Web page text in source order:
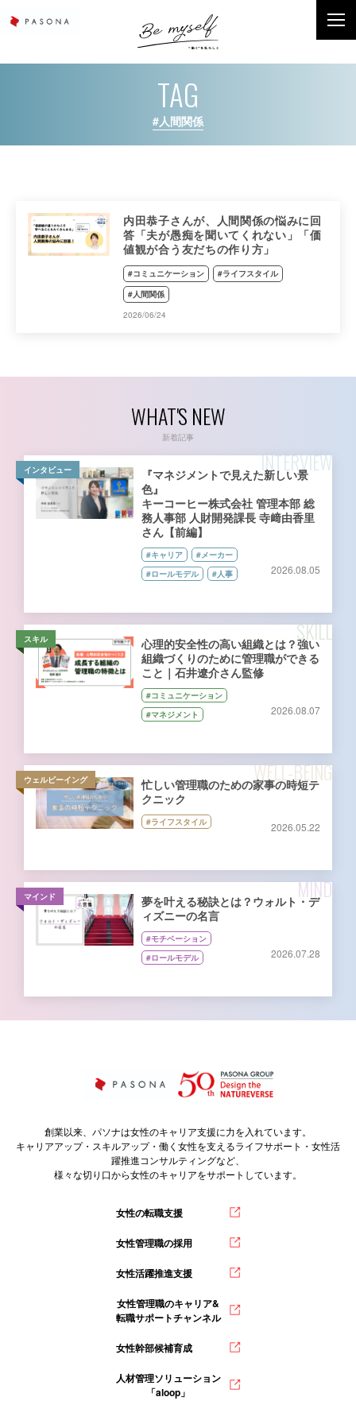
TAG
#人間関係
内田恭子さんが、人間関係の悩みに回
答「夫が愚痴を聞いてくれない」「価
値観が合う友だちの作り方」
#コミュニケーション
#ライフスタイル
#人間関係
2026/06/24
WHAT'S NEW
新着記事
インタビュー INTERVIEW
『マネジメントで見えた新しい景
色』
キーコーヒー株式会社 管理本部 総
務人事部 人財開発課長 寺﨑由香里
さん【前編】
#キャリア
#メーカー
#ロールモデル
#人事 2026.08.05
スキル SKILL
心理的安全性の高い組織とは？強い
組織づくりのために管理職ができる
こと｜石井遼介さん監修
#コミュニケーション
#マネジメント
2026.08.07
ウェルビーイング WELL-BEING
忙しい管理職のための家事の時短テ
クニック
#ライフスタイル 2026.05.22
マインド MIND
夢を叶える秘訣とは？ウォルト・デ
ィズニーの名言
#モチベーション
#ロールモデル
2026.07.28
創業以来、パソナは女性のキャリア支援に力を入れています。
キャリアアップ・スキルアップ・働く女性を支えるライフサポート・女性活
躍推進コンサルティングなど、
様々な切り口から女性のキャリアをサポートしています。
女性の転職支援
女性管理職の採用
女性活躍推進支援
女性管理職のキャリア&
転職サポートチャンネル
女性幹部候補育成
人材管理ソリューション
「aloop」